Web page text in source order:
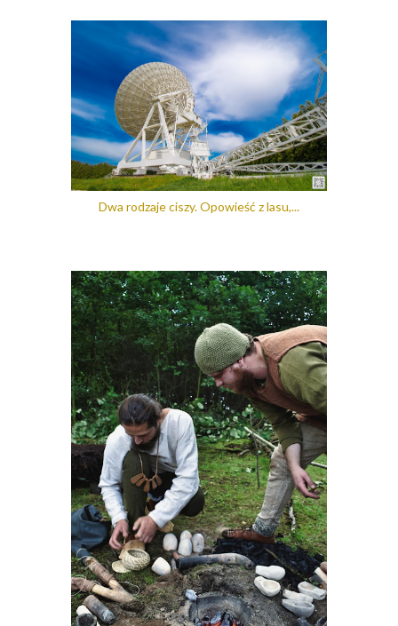
Dwa rodzaje ciszy. Opowieść z lasu,...